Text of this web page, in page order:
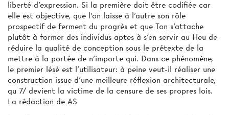
liberté d'expression. Si la première doit être codifiée car
elle est objective, que l'on laisse à l'autre son rôle
prospectif de ferment du progrès et que Ton s'attache
plutôt à former des individus aptes à s'en servir au Heu de
réduire la qualité de conception sous le prétexte de la
mettre à la portée de n'importe qui. Dans ce phénomène,
le premier lésé est l'utilisateur: à peine veut-il réaliser une
construction issue d'une meilleure réflexion architecturale,
qu 7/ devient la victime de la censure de ses propres lois.
La rédaction de AS